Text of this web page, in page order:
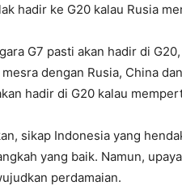
hadir ke G20 kalau Rusia
G7 pasti akan hadir di
dengan Rusia, China
hadir di G20 kalau
sikap Indonesia yang
yang baik. Namun,
perdamaian.